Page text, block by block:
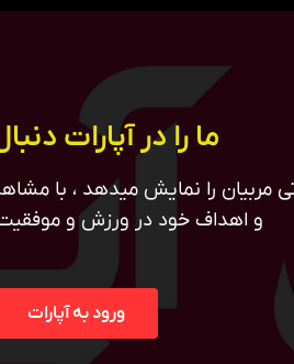
ما را در آپارات
مربیان را نمایش میدهد ، با
و اهداف خود در ورزش و
ورود به آپارات